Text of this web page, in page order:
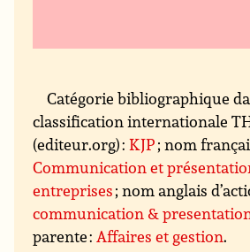
Catégorie bibliographique
classification internationale
(editeur.org) :KJP; nom
Communication et
entreprises; nom anglais
communication &
parente :Affaires et gestion.